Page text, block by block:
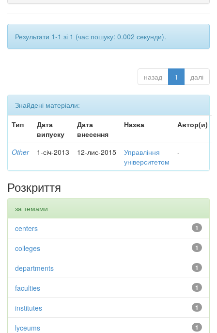
Результати 1-1 зі 1 (час пошуку: 0.002 секунди).
назад 1 далі
Знайдені матеріали:
Тип
Дата
випуску
Дата
внесення
Назва Автор(и)
Other 1-січ-2013 12-лис-2015
Управління
університетом
-
Розкриття
за темами
1
centers
1
colleges
1
departments
1
faculties
1
institutes
1
lyceums